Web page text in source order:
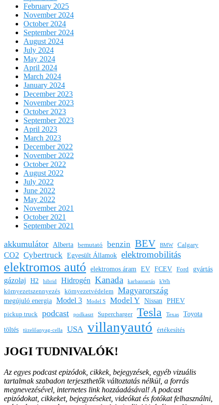
February 2025
November 2024
October 2024
September 2024
August 2024
July 2024
May 2024
April 2024
March 2024
January 2024
December 2023
November 2023
October 2023
September 2023
April 2023
March 2023
December 2022
November 2022
October 2022
August 2022
July 2022
June 2022
May 2022
November 2021
October 2021
September 2021
akkumulátor Alberta bemutató benzin BEV BMW Calgary
CO2 Cybertruck Egyesült Államok elektromobilitás
elektromos autó elektromos áram EV FCEV Ford gyártás
gázolaj H2 hibrid Hidrogén Kanada karbantartás kWh
környezetszennyezés környezetvédelem Magyarország
megújuló energia Model 3 Model S Model Y Nissan PHEV
pickup truck podcast podkaszt Supercharger Tesla Texas
Toyota
töltés
tüzelőanyag-cella USA villanyautó értékesítés
JOGI TUDNIVALÓK!
Az egyes podcast epizódok, cikkek, bejegyzések, egyéb vizuális
tartalmak szabadon terjeszthetők változtatás nélkül, a forrás
megnevezésével, internetes link hozzáadásával! A podcast
epizódokat, cikkeket, bejegyzéseket, videókat és fotókat felhasználni,